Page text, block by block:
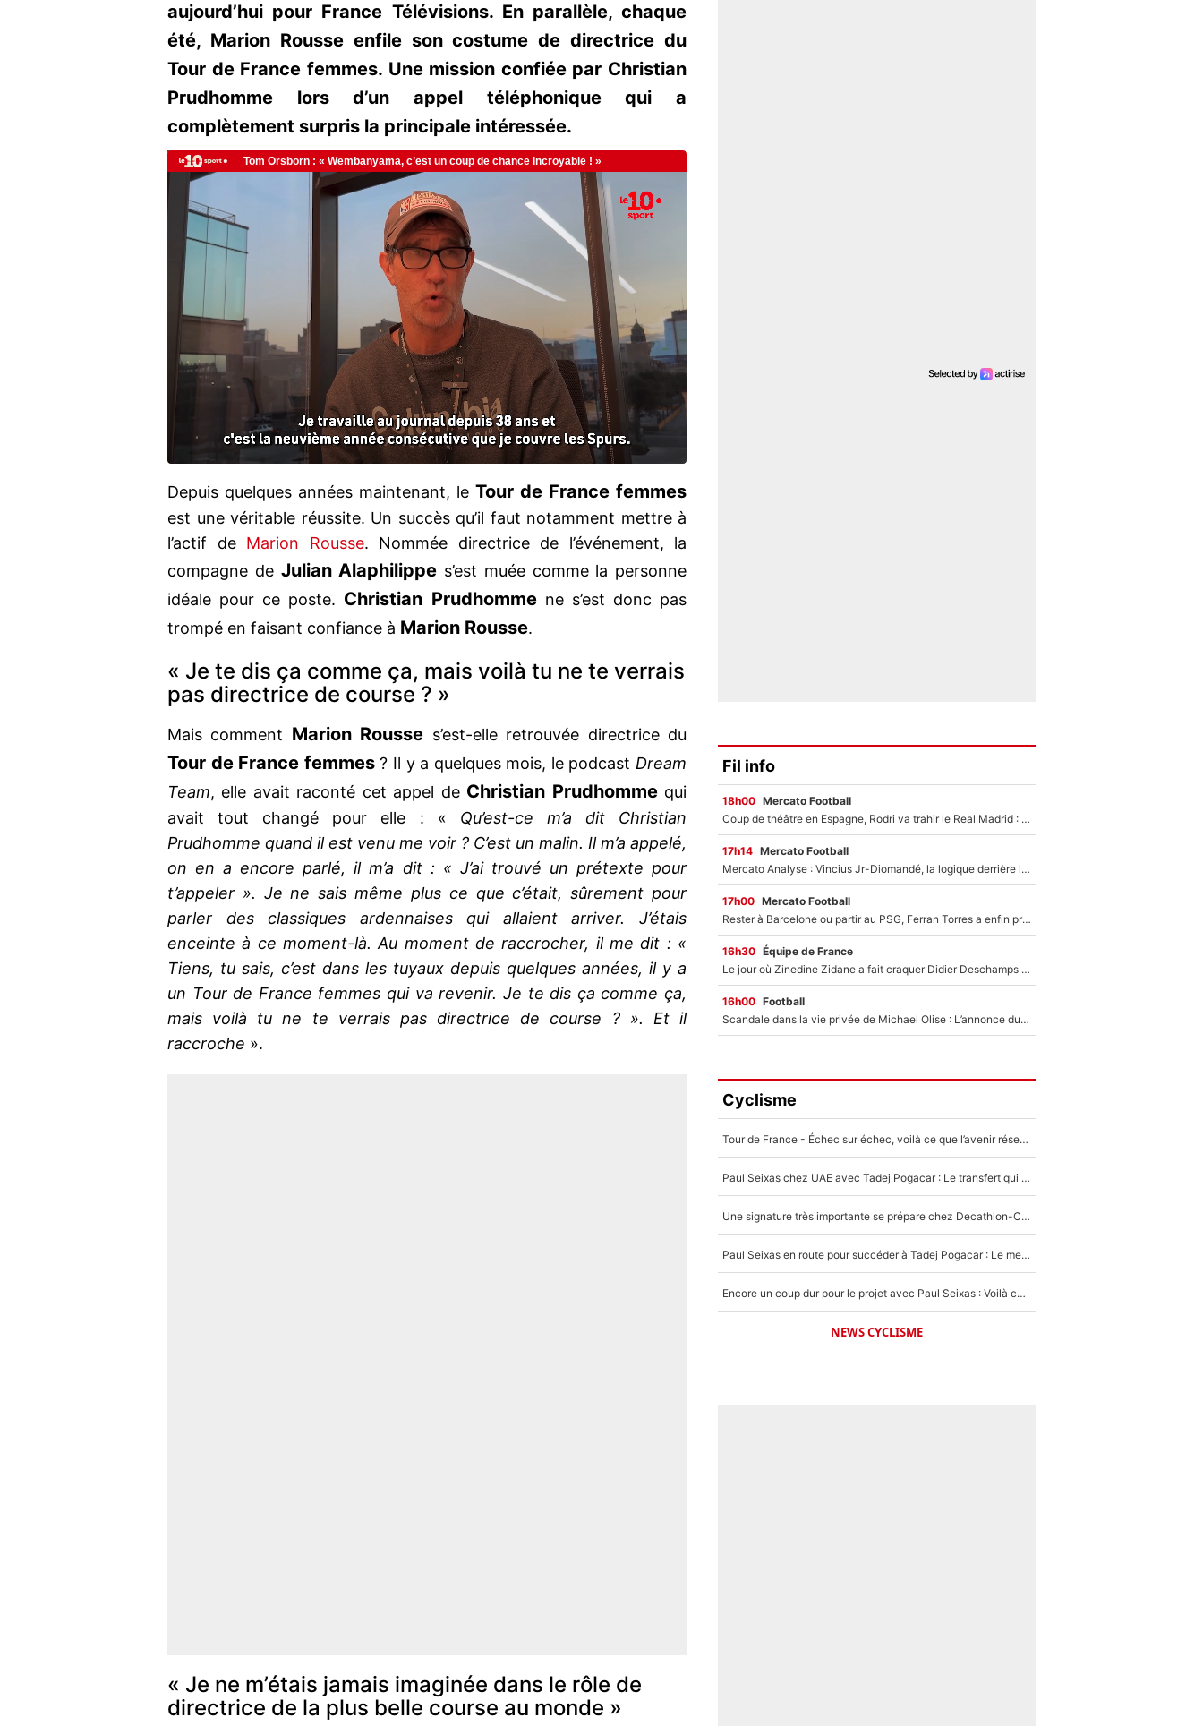
aujourd’hui pour France Télévisions. En parallèle, chaque
été, Marion Rousse enfile son costume de directrice du
Tour de France femmes. Une mission confiée par Christian
Prudhomme lors d’un appel téléphonique qui a
complètement surpris la principale intéressée.
Depuis quelques années maintenant, le Tour de France femmes
est une véritable réussite. Un succès qu’il faut notamment mettre à
l’actif de Marion Rousse. Nommée directrice de l’événement, la
compagne de Julian Alaphilippe s’est muée comme la personne
idéale pour ce poste. Christian Prudhommene s’est donc pas
trompé en faisant confiance à Marion Rousse.
« Je te dis ça comme ça, mais voilà tu ne te verrais
pas directrice de course ? »
Mais comment Marion Rousse s’est-elle retrouvée directrice du
Tour de France femmes? Il y a quelques mois, le podcast Dream
Team, elle avait raconté cet appel de Christian Prudhommequi
avait tout changé pour elle : « Qu’est-ce m’a dit Christian
Prudhomme quand il est venu me voir ? C’est un malin. Il m’a appelé,
on en a encore parlé, il m’a dit : « J’ai trouvé un prétexte pour
t’appeler ». Je ne sais même plus ce que c’était, sûrement pour
parler des classiques ardennaises qui allaient arriver. J’étais
enceinte à ce moment-là. Au moment de raccrocher, il me dit : «
Tiens, tu sais, c’est dans les tuyaux depuis quelques années, il y a
un Tour de France femmes qui va revenir. Je te dis ça comme ça,
mais voilà tu ne te verrais pas directrice de course ? ». Et il
raccroche ».
« Je ne m’étais jamais imaginée dans le rôle de
directrice de la plus belle course au monde »
Fil info
18h00 Mercato Football
Coup de théâtre en Espagne, Rodri va trahir le Real Madrid : Le Ballon d'Or a choisi de signer au FC Barcelone !
17h14 Mercato Football
Mercato Analyse : Vincius Jr-Diomandé, la logique derrière la concordance des temps
17h00 Mercato Football
Rester à Barcelone ou partir au PSG, Ferran Torres a enfin pris sa décision : La course contre la montre est lancée !
16h30 Équipe de France
Le jour où Zinedine Zidane a fait craquer Didier Deschamps en équipe de France : «Je m’en suis voulu», l’ancien sélectionneur a regretté son geste !
16h00 Football
Scandale dans la vie privée de Michael Olise : L’annonce du Bayern Munich sur son enfant caché
Cyclisme
Tour de France - Échec sur échec, voilà ce que l’avenir réserve à Paul Seixas : «Tant qu’il y aura un Pogacar comme celui-là...»
Paul Seixas chez UAE avec Tadej Pogacar : Le transfert qui effraie le peloton, «c’est la pire des choses qui puisse arriver»
Une signature très importante se prépare chez Decathlon-CMA CGM pour aider Paul Seixas à gagner le Tour de France 2027
Paul Seixas en route pour succéder à Tadej Pogacar : Le meilleur est annoncé pour l’avenir de la pépite française
Encore un coup dur pour le projet avec Paul Seixas : Voilà ce qui bloque le transfert d’un coureur chez Decathlon-CMA CGM
NEWS CYCLISME